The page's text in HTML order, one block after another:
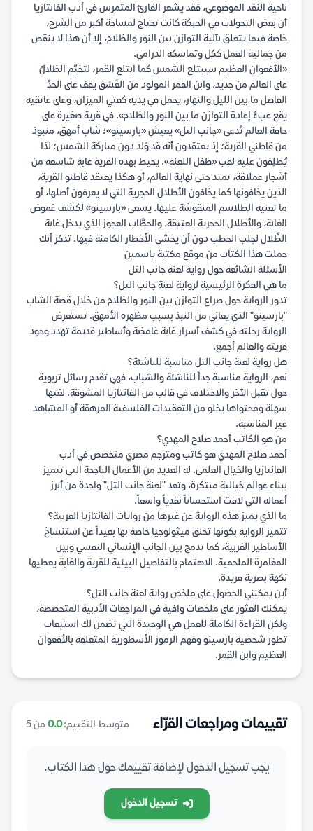
ناحية النقد الموضوعي، فقد يشعر القارئ المتمرس في أدب الفانتازيا
أن بعض التحولات في الحبكة كانت تحتاج لمساحة أكبر من الشرح،
خاصة فيما يتعلق بآلية التوازن بين النور والظلام، إلا أن هذا لا ينقص
من جمالية العمل ككل وتماسكه الدرامي.
«الأفعوان العظيم سيبتلع الشمس كما ابتلع القمر، لتخيِّم الظلالُ
على العالم من جديد، وابن القمر المولود من الغَسَق يقف على الحدِّ
الفاصل ما بين الليل والنهار، يحمل في يديه كفتي الميزان، وعلى عاتقيه
يقع عبءُ إعادة التوازن ما بين النور والظلام». في قرية صغيرة على
حافة العالم تُدعى «جانب التل» يعيش «بارسينو»؛ شاب أمهق، منبوذ
من قاطني القرية؛ إذ يعتقدون أنه قد وُلد دون مباركة الشمس؛ لذا
يُطلِقون عليه لقب «طفل اللعنة». يحيط بهذه القرية غابة شاسعة من
أشجار عملاقة، تمتد حتى نهاية العالم، أو هكذا يعتقد قاطنو القرية،
الذين يخافونها كما يخافون الأطلال الحجرية التي لا يعرفون أصلها، أو
ما تعنيه الطلاسم المنقوشة عليها. يسعى «بارسينو» لكشف غموض
الغابة، والأطلال الحجرية العتيقة، والحطَّاب العجوز الذي يدخل غابة
الظِّلال لجلب الحطب دون أن يخشى الأخطار الكامنة فيها. تذكر أنك
حملت هذا الكتاب من موقع مكتبة ياسمين
الأسئلة الشائعة حول رواية لعنة جانب التل
ما هي الفكرة الرئيسية لرواية لعنة جانب التل؟
تدور الرواية حول صراع التوازن بين النور والظلام من خلال قصة الشاب
"بارسينو" الذي يعاني من النبذ بسبب مظهره الأمهق. تستعرض
الرواية رحلته في كشف أسرار غابة غامضة وأساطير قديمة تهدد وجود
قريته والعالم أجمع.
هل رواية لعنة جانب التل مناسبة للناشئة؟
نعم، الرواية مناسبة جداً للناشئة والشباب، فهي تقدم رسائل تربوية
حول تقبل الآخر والاختلاف في قالب من الفانتازيا المشوقة. لغتها
سهلة ومحتواها يخلو من التعقيدات الفلسفية المرهقة أو المشاهد
غير المناسبة.
من هو الكاتب أحمد صلاح المهدي؟
أحمد صلاح المهدي هو كاتب ومترجم مصري متخصص في أدب
الفانتازيا والخيال العلمي. له العديد من الأعمال الناجحة التي تتميز
ببناء عوالم خيالية مبتكرة، وتعد "لعنة جانب التل" واحدة من أبرز
أعماله التي لاقت استحساناً نقدياً واسعاً.
ما الذي يميز هذه الرواية عن غيرها من روايات الفانتازيا العربية؟
تتميز الرواية بكونها تخلق ميثولوجيا خاصة بها بعيداً عن استنساخ
الأساطير الغربية، كما تدمج بين الجانب الإنساني النفسي وبين
المغامرة الملحمية. الاهتمام بالتفاصيل البيئية للقرية والغابة يعطيها
نكهة بصرية فريدة.
أين يمكنني الحصول على ملخص رواية لعنة جانب التل؟
يمكنك العثور على ملخصات وافية في المراجعات الأدبية المتخصصة،
ولكن القراءة الكاملة للعمل هي الوحيدة التي تضمن لك استيعاب
تطور شخصية بارسينو وفهم الرموز الأسطورية المتعلقة بالأفعوان
العظيم وابن القمر.
تقييمات ومراجعات القرّاء متوسط التقييم:0.0 من 5
يجب تسجيل الدخول لإضافة تقييمك حول هذا الكتاب.
تسجيل الدخول